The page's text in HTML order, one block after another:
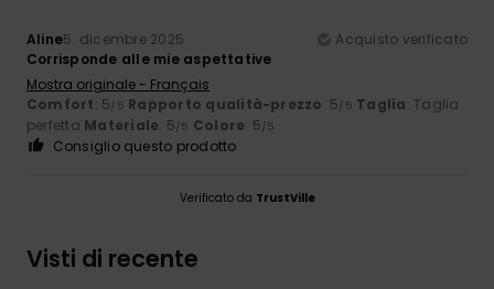
Aline5. dicembre 2025
Acquisto verificato
Corrisponde alle mie aspettative
Mostra originale - Français
Comfort: 5/5 Rapporto qualità-prezzo: 5/5 Taglia: Taglia
perfetta Materiale: 5/5 Colore: 5/5
Consiglio questo prodotto
Verificato da TrustVille
Visti di recente